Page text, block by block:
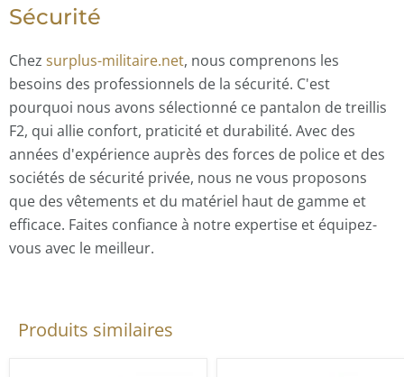
Sécurité
Chez surplus-militaire.net, nous comprenons les
besoins des professionnels de la sécurité. C'est
pourquoi nous avons sélectionné ce pantalon de treillis
F2, qui allie confort, praticité et durabilité. Avec des
années d'expérience auprès des forces de police et des
sociétés de sécurité privée, nous ne vous proposons
que des vêtements et du matériel haut de gamme et
efficace. Faites confiance à notre expertise et équipez-
vous avec le meilleur.
Produits similaires